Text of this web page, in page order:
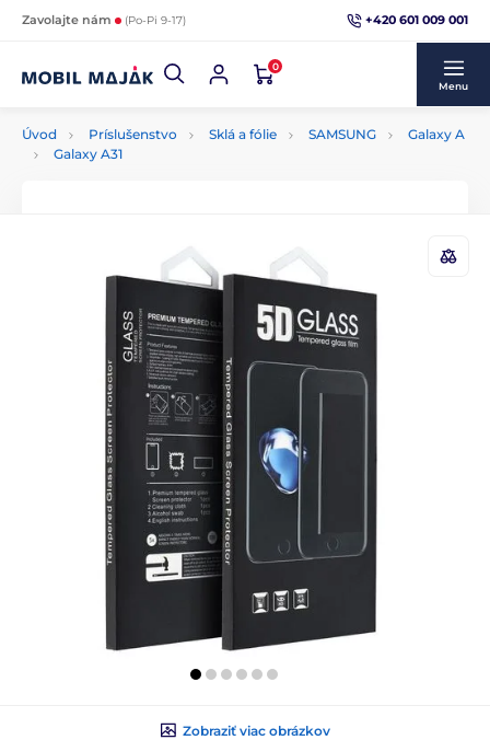
Zavolajte nám (Po-Pi 9-17) +420 601 009 001
0
Menu
Úvod Príslušenstvo Sklá a fólie SAMSUNG
Galaxy A
Galaxy A31
Zobraziť viac obrázkov